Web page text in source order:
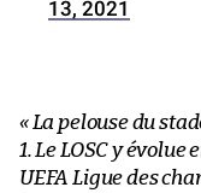
13, 2021
« La pelouse du
1. Le LOSC y
UEFA Ligue des